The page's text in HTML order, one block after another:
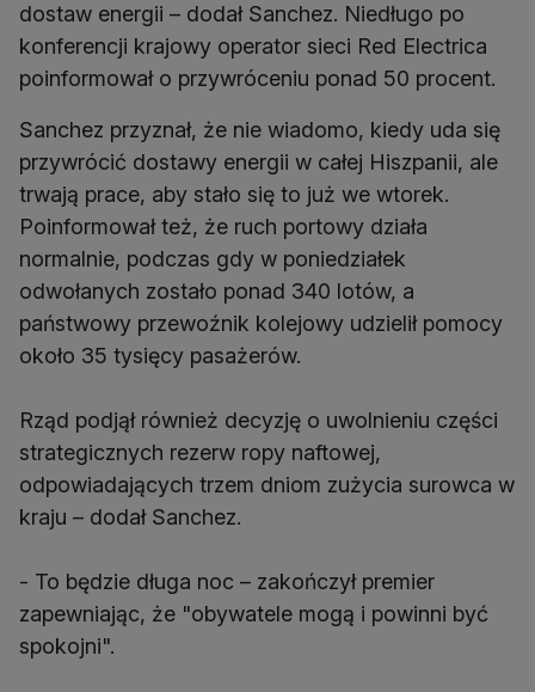
dostaw energii – dodał Sanchez. Niedługo po
konferencji krajowy operator sieci Red Electrica
poinformował o przywróceniu ponad 50 procent.
Sanchez przyznał, że nie wiadomo, kiedy uda się
przywrócić dostawy energii w całej Hiszpanii, ale
trwają prace, aby stało się to już we wtorek.
Poinformował też, że ruch portowy działa
normalnie, podczas gdy w poniedziałek
odwołanych zostało ponad 340 lotów, a
państwowy przewoźnik kolejowy udzielił pomocy
około 35 tysięcy pasażerów.
Rząd podjął również decyzję o uwolnieniu części
strategicznych rezerw ropy naftowej,
odpowiadających trzem dniom zużycia surowca w
kraju – dodał Sanchez.
- To będzie długa noc – zakończył premier
zapewniając, że "obywatele mogą i powinni być
spokojni".